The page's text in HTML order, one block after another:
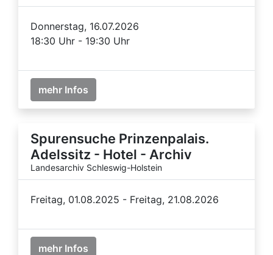
Donnerstag, 16.07.2026
18:30 Uhr - 19:30 Uhr
mehr Infos
Spurensuche Prinzenpalais.
Adelssitz - Hotel - Archiv
Landesarchiv Schleswig-Holstein
Freitag, 01.08.2025 - Freitag, 21.08.2026
mehr Infos